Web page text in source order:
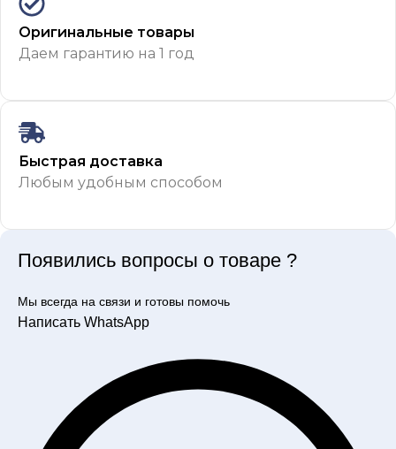
Оригинальные товары
Даем гарантию на 1 год
Быстрая доставка
Любым удобным способом
Появились вопросы о товаре ?
Мы всегда на связи и готовы помочь
Написать WhatsApp